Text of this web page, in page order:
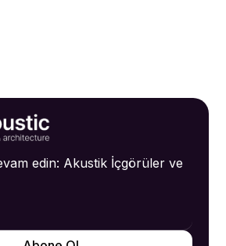
edin: Akustik İçgörüler ve